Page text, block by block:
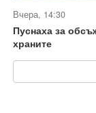
Вчера, 14:30
Пуснаха за
храните